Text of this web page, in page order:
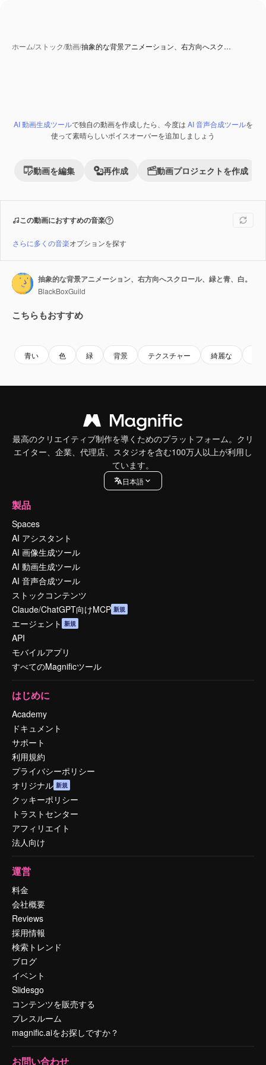
ホーム/ストック/動画/抽象的な背景アニメーション、右方向へスク…
Premium
AI 動画生成ツールで独自の動画を作成したら、今度は AI 音声合成ツールを
使って素晴らしいボイスオーバーを追加しましょう
動画を編集 再作成 動画プロジェクトを作成
この動画におすすめの音楽
さらに多くの音楽オプションを探す
抽象的な背景アニメーション、右方向へスクロール、緑と青、白。
BlackBoxGuild
こちらもおすすめ
青い 色 緑 背景 テクスチャー 綺麗な
最高のクリエイティブ制作を導くためのプラットフォーム。クリ
エイター、企業、代理店、スタジオを含む100万人以上が利用し
ています。
日本語
製品
Spaces
AI アシスタント
AI 画像生成ツール
AI 動画生成ツール
AI 音声合成ツール
ストックコンテンツ
Claude/ChatGPT向けMCP 新規
エージェント 新規
API
モバイルアプリ
すべてのMagnificツール
はじめに
Academy
ドキュメント
サポート
利用規約
プライバシーポリシー
オリジナル 新規
クッキーポリシー
トラストセンター
アフィリエイト
法人向け
運営
料金
会社概要
Reviews
採用情報
検索トレンド
ブログ
イベント
Slidesgo
コンテンツを販売する
プレスルーム
magnific.aiをお探しですか？
お問い合わせ